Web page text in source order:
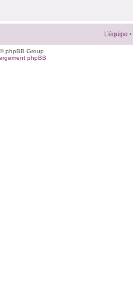
L’équipe •
phpBB Group
phpBB